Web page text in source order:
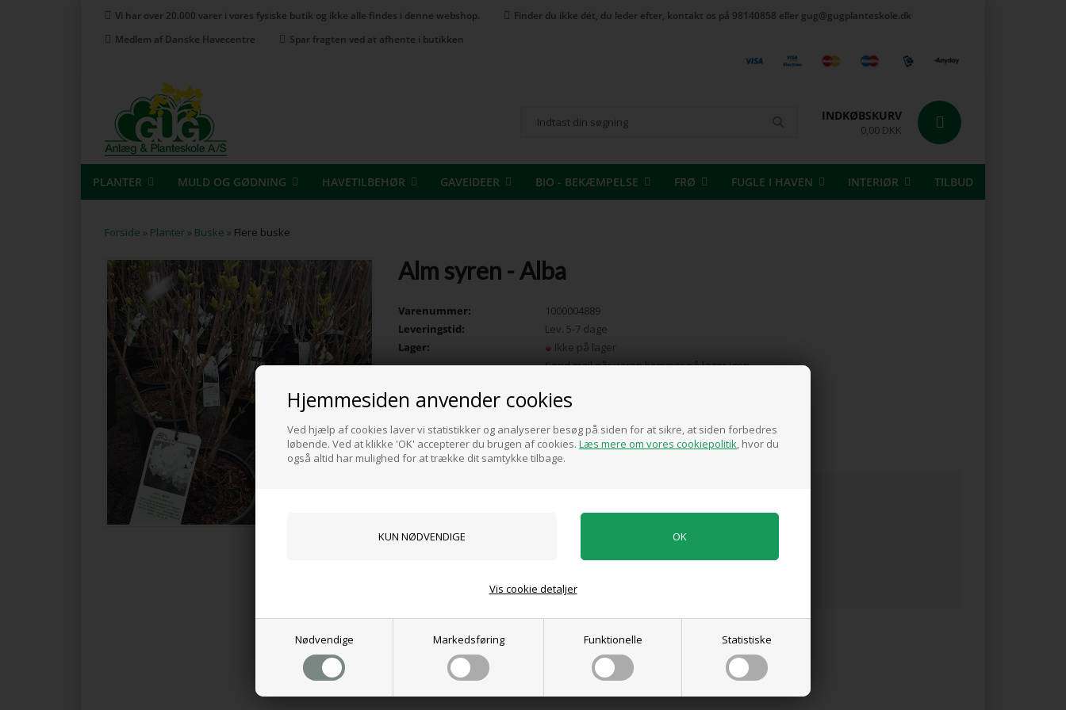
Hjemmesiden anvender cookies
Ved hjælp af cookies laver vi statistikker og analyserer besøg på siden for at sikre, at siden forbedres
løbende. Ved at klikke 'OK' accepterer du brugen af cookies. Læs mere om vores cookiepolitik , hvor du
også altid har mulighed for at trække dit samtykke tilbage.
Nødvendige Markedsføring Funktionelle Statistiske
Vis cookie detaljer
Vi har over 20.000 varer i vores fysiske butik og ikke alle findes i denne webshop.
Finder du ikke dét, du leder efter, kontakt os på 98140858 eller gug@gugplanteskole.dk
Medlem af Danske Havecentre
Spar fragten ved at afhente i butikken
INDKØBSKURV
0,00 DKK
PLANTER MULD OG GØDNING HAVETILBEHØR GAVEIDEER BIO - BEKÆMPELSE FRØ FUGLE I HAVEN INTERIØR TILBUD
Forside » Planter » Buske » Flere buske
Alm syren - Alba
Varenummer:
1000004889
Leveringstid:
Lev. 5-7 dage
Lager:
Ikke på lager
Send mail når varen kommer på lager igen
Alm. syren - hvide blomster
5 Liter potte
Tilføj anmeldelse
Produktet er endnu ikke anmeldt.
Skriv en anmeldelse.